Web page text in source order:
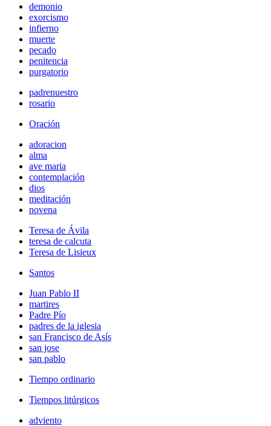
demonio
exorcismo
infierno
muerte
pecado
penitencia
purgatorio
padrenuestro
rosario
Oración
adoracion
alma
ave maria
contemplación
dios
meditación
novena
Teresa de Ávila
teresa de calcuta
Teresa de Lisieux
Santos
Juan Pablo II
martires
Padre Pío
padres de la iglesia
san Francisco de Asís
san jose
san pablo
Tiempo ordinario
Tiempos litúrgicos
adviento